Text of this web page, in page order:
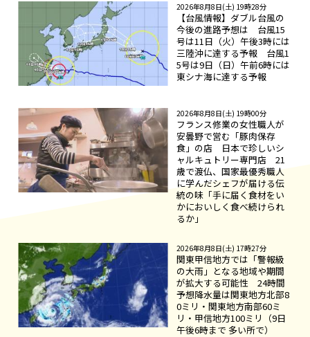
2026年8月8日(土) 19時28分
【台風情報】ダブル台風の
今後の進路予想は 台風15
号は11日（火）午後3時には
三陸沖に達する予報 台風1
5号は9日（日）午前6時には
東シナ海に達する予報
2026年8月8日(土) 19時00分
フランス修業の女性職人が
安曇野で営む「豚肉保存
食」の店 日本で珍しいシ
ャルキュトリー専門店 21
歳で渡仏、国家最優秀職人
に学んだシェフが届ける伝
統の味「手に届く食材をい
かにおいしく食べ続けられ
るか」
2026年8月8日(土) 17時27分
関東甲信地方では「警報級
の大雨」となる地域や期間
が拡大する可能性 24時間
予想降水量は関東地方北部8
0ミリ・関東地方南部60ミ
リ・甲信地方100ミリ（9日
午後6時まで 多い所で）